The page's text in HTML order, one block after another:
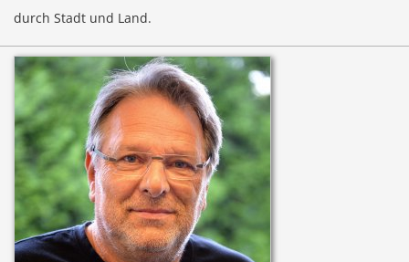
durch Stadt und Land.